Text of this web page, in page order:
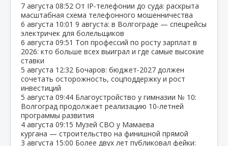
7 августа 08:52 От IP‑телефонии до суда: раскрыта
масштабная схема телефонного мошенничества
6 августа 10:01 9 августа: в Волгограде — спецрейсы
электричек для болельщиков
6 августа 09:51 Топ профессий по росту зарплат в
2026: кто больше всех выиграл и где самые высокие
ставки
5 августа 12:32 Бочаров: бюджет‑2027 должен
сочетать осторожность, соцподдержку и рост
инвестиций
5 августа 09:44 Благоустройство у гимназии № 10:
Волгоград продолжает реализацию 10‑летней
программы развития
4 августа 09:15 Музей СВО у Мамаева
кургана — строительство на финишной прямой
3 августа 15:00 Более двух лет публиковал фейки: